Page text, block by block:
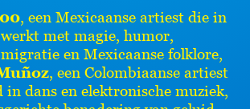
, een Mexicaanse artiest die in
met magie, humor,
en Mexicaanse folklore,
, een Colombiaanse artiest
in dans en elektronische muziek,